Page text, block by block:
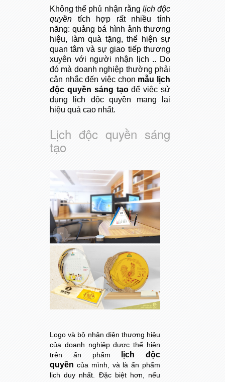
Không thể phủ nhận rằng lịch độc
quyền tích hợp rất nhiều tính
năng: quảng bá hình ảnh thương
hiệu, làm quà tặng, thể hiện sự
quan tâm và sự giao tiếp thương
xuyên với người nhận lịch .. Do
đó mà doanh nghiệp thường phải
cân nhắc đến việc chọn mẫu lịch
độc quyền sáng tạođể việc sử
dụng lịch độc quyền mang lại
hiệu quả cao nhất.
Lịch độc quyền sáng
tạo
Logo và bộ nhận diện thương hiệu
của doanh nghiệp được thể hiện
trên ấn phẩm
lịch độc
quyền của mình, và là ấn phẩm
lịch duy nhất. Đặc biệt hơn, nếu